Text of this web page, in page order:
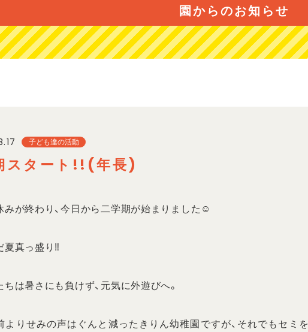
園からのお知らせ
子ども達の活動
スタート!!(年長)
みが終わり、今日から二学期が始まりました☺️
夏真っ盛り‼️
は暑さにも負けず、元気に外遊びへ。
よりせみの声はぐんと減ったきりん幼稚園ですが、それでもセミ